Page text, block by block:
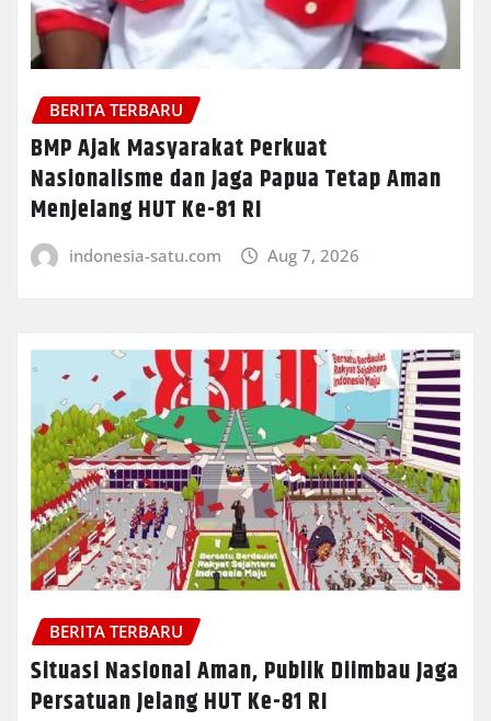
BERITA TERBARU
BMP Ajak Masyarakat Perkuat
Nasionalisme dan Jaga Papua Tetap Aman
Menjelang HUT Ke-81 RI
indonesia-satu.com Aug 7, 2026
BERITA TERBARU
Situasi Nasional Aman, Publik Diimbau Jaga
Persatuan Jelang HUT Ke-81 RI